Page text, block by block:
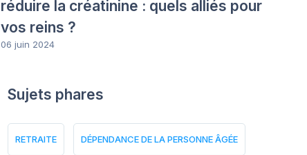
réduire la créatinine : quels alliés pour
vos reins ?
06 juin 2024
Sujets phares
RETRAITE DÉPENDANCE DE LA PERSONNE ÂGÉE